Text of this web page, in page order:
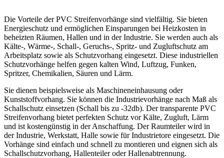
Die Vorteile der PVC Streifenvorhänge sind vielfältig. Sie bieten
Energieschutz und ermöglichen Einsparungen bei Heizkosten in
beheizten Räumen, Hallen und in der Industrie. Sie werden auch als
Kälte-, Wärme-, Schall-, Geruchs-, Spritz- und Zugluftschutz am
Arbeitsplatz sowie als Schutzvorhang eingesetzt. Diese industriellen
Schutzvorhänge helfen gegen kalten Wind, Luftzug, Funken,
Spritzer, Chemikalien, Säuren und Lärm.
Sie dienen beispielsweise als Maschineneinhausung oder
Kunststoffvorhang. Sie können die Industrievorhänge nach Maß als
Schallschutz einsetzen (Schall bis zu -32db). Der transparente PVC
Streifenvorhang bietet perfekten Schutz vor Kälte, Zugluft, Lärm
und ist kostengünstig in der Anschaffung. Der Raumteiler wird in
der Industrie, Werkstatt, Halle sowie für Industrietore eingesetzt. Die
Vorhänge sind einfach und schnell zu montieren und eignen sich als
Schallschutzvorhang, Hallenteiler oder Hallenabtrennung.